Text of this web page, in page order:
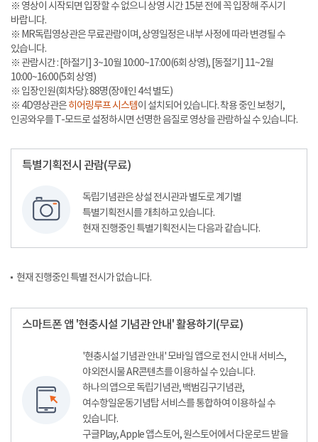
※ 영상이 시작되면 입장할 수 없으니 상영 시간 15분 전에 꼭 입장해 주시기
바랍니다.
※ MR독립영상관은 무료관람이며, 상영일정은 내부 사정에 따라 변경될 수
있습니다.
※ 관람시간 : [하절기] 3~10월 10:00~17:00(6회 상영), [동절기] 11~2월
10:00~16:00(5회 상영)
※ 입장인원(회차당): 88명(장애인 4석 별도)
※ 4D영상관은히어링루프 시스템이 설치되어 있습니다. 착용 중인 보청기,
인공와우를 T-모드로 설정하시면 선명한 음질로 영상을 관람하실 수 있습니다.
특별기획전시 관람(무료)
독립기념관은 상설 전시관과 별도로 계기별
특별기획전시를 개최하고 있습니다.
현재 진행중인 특별기획전시는 다음과 같습니다.
현재 진행중인 특별 전시가 없습니다.
스마트폰 앱 '현충시설 기념관 안내' 활용하기(무료)
'현충시설 기념관 안내' 모바일 앱으로 전시 안내 서비스,
야외전시물 AR콘텐츠를 이용하실 수 있습니다.
하나의 앱으로 독립기념관, 백범김구기념관,
여수항일운동기념탑 서비스를 통합하여 이용하실 수
있습니다.
구글Play, Apple 앱스토어, 원스토어에서 다운로드 받을